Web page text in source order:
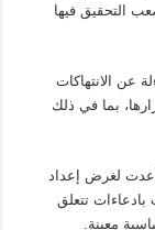
التحقيق فيها
عن الانتهاكات
بما في ذلك
لغرض إعداد
بادعاءات تتعلق
معينة.